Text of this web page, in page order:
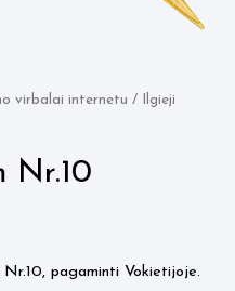
virbalai internetu /
Ilgieji
Nr.10
pagaminti Vokietijoje.